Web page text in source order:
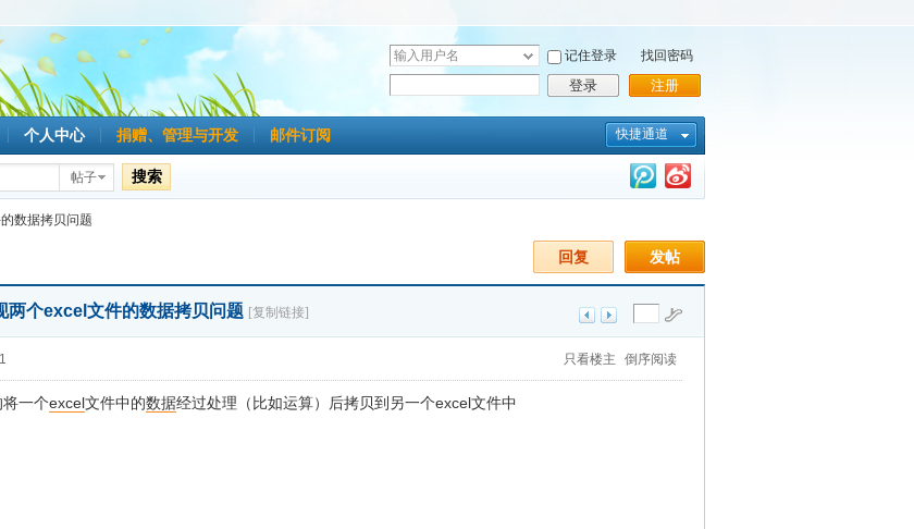
用
户
名
记住登录
登录
找回密码
注册
快捷通道
个人中心 捐赠、管理与开发 邮件订阅
帖子 搜索
数据拷贝问题
发帖
回复
两个excel文件的数据拷贝问题 [复制链接]
只看楼主 倒序阅读
一个excel文件中的数据经过处理（比如运算）后拷贝到另一个excel文件中